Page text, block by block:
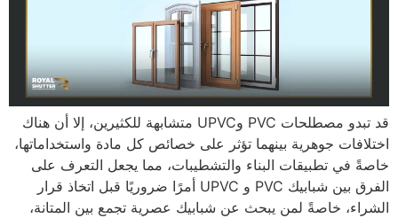
قد تبدو مصطلحات PVC وUPVC متشابهة للكثيرين، إلا أن هناك
اختلافات جوهرية بينهما تؤثر على خصائص كل مادة واستخداماتها،
خاصةً في تطبيقات البناء والتشطيبات، مما يجعل التعرف على
الفرق بين شبابيك PVC و UPVC أمرًا ضروريًا قبل اتخاذ قرار
الشراء، خاصةً لمن يبحث عن شبابيك عصرية تجمع بين المتانة،